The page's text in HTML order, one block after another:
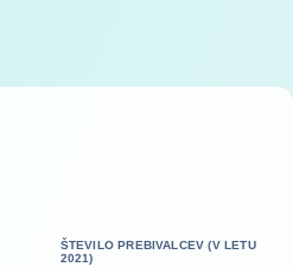
ŠTEVILO PREBIVALCEV (V LETU
2021)